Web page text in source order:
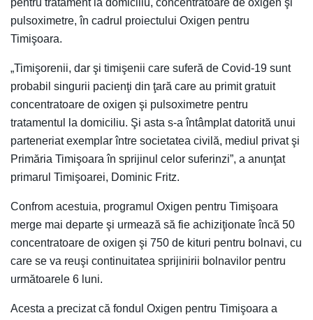
pentru tratament la domiciliu, concentratoare de oxigen şi
pulsoximetre, în cadrul proiectului Oxigen pentru
Timişoara.
„Timişorenii, dar şi timişenii care suferă de Covid-19 sunt
probabil singurii pacienţi din ţară care au primit gratuit
concentratoare de oxigen şi pulsoximetre pentru
tratamentul la domiciliu. Şi asta s-a întâmplat datorită unui
parteneriat exemplar între societatea civilă, mediul privat şi
Primăria Timişoara în sprijinul celor suferinzi”, a anunţat
primarul Timişoarei, Dominic Fritz.
Confrom acestuia, programul Oxigen pentru Timişoara
merge mai departe şi urmează să fie achiziţionate încă 50
concentratoare de oxigen şi 750 de kituri pentru bolnavi, cu
care se va reuşi continuitatea sprijinirii bolnavilor pentru
următoarele 6 luni.
Acesta a precizat că fondul Oxigen pentru Timişoara a